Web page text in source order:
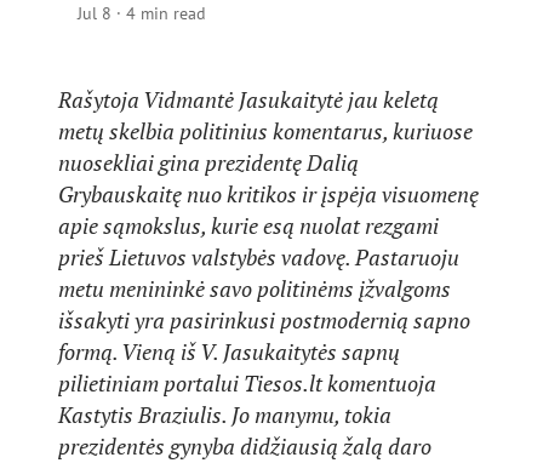
Jul 8 · 4 min read
Rašytoja Vidmantė Jasukaitytė jau keletą
metų skelbia politinius komentarus, kuriuose
nuosekliai gina prezidentę Dalią
Grybauskaitę nuo kritikos ir įspėja visuomenę
apie sąmokslus, kurie esą nuolat rezgami
prieš Lietuvos valstybės vadovę. Pastaruoju
metu menininkė savo politinėms įžvalgoms
išsakyti yra pasirinkusi postmodernią sapno
formą. Vieną iš V. Jasukaitytės sapnų
pilietiniam portalui Tiesos.lt komentuoja
Kastytis Braziulis. Jo manymu, tokia
prezidentės gynyba didžiausią žalą daro